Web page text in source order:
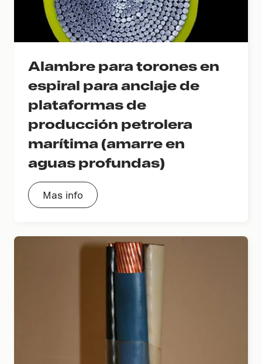
Alambre para torones en
espiral para anclaje de
plataformas de
producción petrolera
marítima (amarre en
aguas profundas)
Mas info